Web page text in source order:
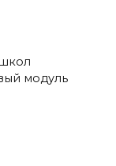
модуль